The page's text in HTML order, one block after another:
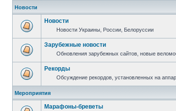
Новости
Новости
Новости Украины, России, Белоруссии
Зарубежные новости
Обновления зарубежных сайтов, новые
Рекорды
Обсуждение рекордов, установленных на
Мероприятия
Марафоны-бреветы